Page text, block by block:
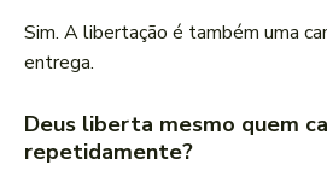
Sim. A libertação é também uma
entrega.
Deus liberta mesmo quem
repetidamente?